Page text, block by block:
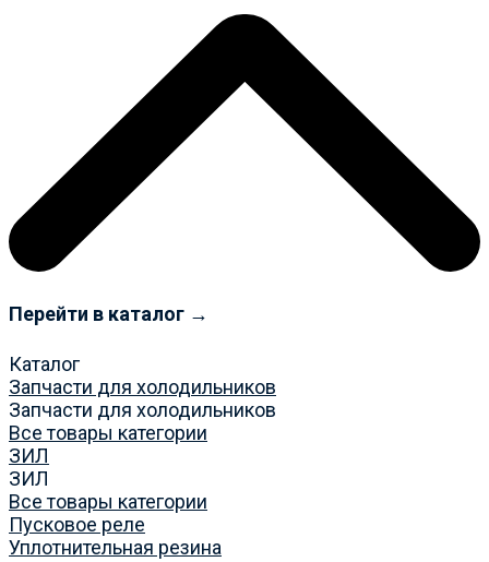
Перейти в каталог →
Каталог
Запчасти для холодильников
Запчасти для холодильников
Все товары категории
ЗИЛ
ЗИЛ
Все товары категории
Пусковое реле
Уплотнительная резина